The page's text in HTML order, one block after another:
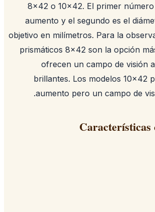
8x42 o 10x42. El primer
aumento y el segundo es el
objetivo en milímetros. Para la
prismáticos 8x42 son la
ofrecen un campo de
brillantes. Los modelos
aumento pero un campo